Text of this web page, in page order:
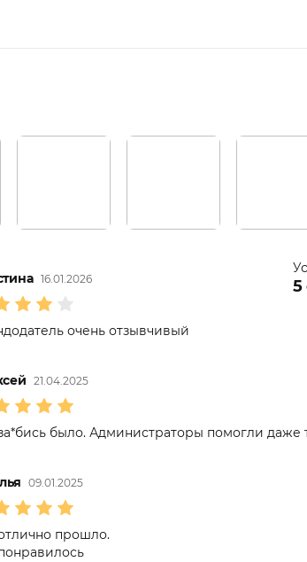
5
16.01.2026
очень отзывчивый
21.04.2025
было. Администраторы помогли даже
09.01.2025
прошло.